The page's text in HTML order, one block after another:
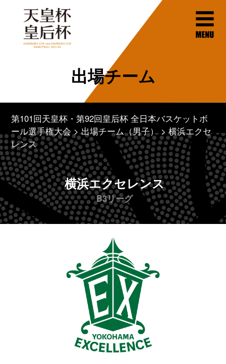
出場チーム
第101回天皇杯・第92回皇后杯 全日本バスケットボ
ール選手権大会
出場チーム（男子）
横浜エクセ
レンス
横浜エクセレンス
B3リーグ